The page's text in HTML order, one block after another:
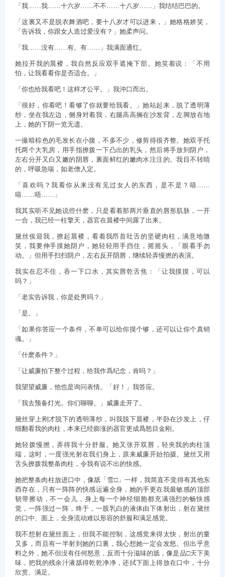
「我……我……十六岁……不不……十八岁……」我结结巴巴的。
「这裏又不是脱衣舞酒吧，要十八岁才可以进来，」她格格娇笑，
「告诉我，你跟女人造过爱没有？」她柔声问。
「我……没有……有。有……」我满面通红。
她拉开我的晨褛，我自然反应双手遮掩下部。她笑着说：「不用
怕，让我看看你是否适合。」
「你也给我看吧！这样才公平。」我沖口而出。
「很好，你看吧！看够了你就要给我看。」她站起来，脱了透明薄
纱，坐在我左边，侧身对着我，右腿高高搁在沙发背，左脚放在地
上，她的下阴一览无遗。
一撮暗棕色的毛发长在小腹，不多不少，修剪得很齐整。她双手托
托两个大乳房，用手指撩拨一下凸出的乳头，然后将手放到阴户，
左右分开又白又嫩的阴唇，裏面鲜红的嫩肉水注注的。我目不转睛
的，呼吸急喘，如老僧入定。
「喜欢吗？我看你从来没有见过女人的东西，是不是？嘻……
嘻……唔……」
我其实听不见她说些什麽，只是看着那两片垂直的唇形肌肤，一开
一合，我已经一柱擎天，器官在晨褛中间露了出来。
黛丝俟迎我，撩起晨褛，看着我昂首吐舌的坚硬肉柱，满意地微
笑，我要伸手摸她阴户，她轻轻用手挡住，摇摇头，「眼看手勿
动。」但用手扫扫阴户，左右反开阴唇，继续轻弄慢撚的表演。
我实在忍不住，吞一下口水，其实唇乾舌焦：「让我摸摸，可以
吗？」
「老实告诉我，你是处男吗？」
「是。」
「如果你答应一个条件，不单可以给你摸个够，还可以让你个真销
魂。」
「什麽条件？」
「让威廉拍下整个过程，给我作爲纪念，肯吗？」
我望望威廉，他也是询问表情。「好！」我答应。
「我去预备灯光。你们聊聊。」威廉走开了。
黛丝穿上刚才脱下的透明薄纱，叫我脱下晨褛，半卧在沙发上，仔
细翻看我的肉柱，本来已经膨涨的器官更成爲怒目金刚。
她轻拨慢撚，弄得我十分舒服。她又张开双唇，轻夹我的肉柱顶
端，这时，一度强光射在我们身上，原来威廉开始拍摄。黛丝又用
舌头撩拨我整条肉柱，令我有说不出的快感。
她把整条肉柱放进口中，像舐「雪□」一样，我简直不觉得有其他东
西存在，只有一阵阵的快感运遍全身，她的手更在我最敏感的顶部
韧带擦动，不一会儿，身上每一个神经细胞都充满强烈的畅快感
觉，一阵强过一阵，终于，一股乳白的液体由下体射出，射在黛丝
的口中、面上，全身流动难以形容的舒服和满足感觉。
我不想射在黛丝面上，但我不能控制，这感觉来得太快，射出的量
又多，而且有一半射到她的口裏，我心想她一定会发怒。但出乎意
料之外，她不但没有任何怒意，反而十分滋味的舐，像是品□天下美
味，把我的残余汁液舐得乾乾净净，还拭下面上得放在口中，十分
欣赏、满足。